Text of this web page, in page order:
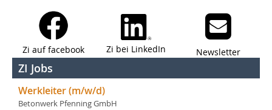
Zi auf facebook Zi bei LinkedIn Newsletter
ZI Jobs
Werkleiter (m/w/d)
Betonwerk Pfenning GmbH